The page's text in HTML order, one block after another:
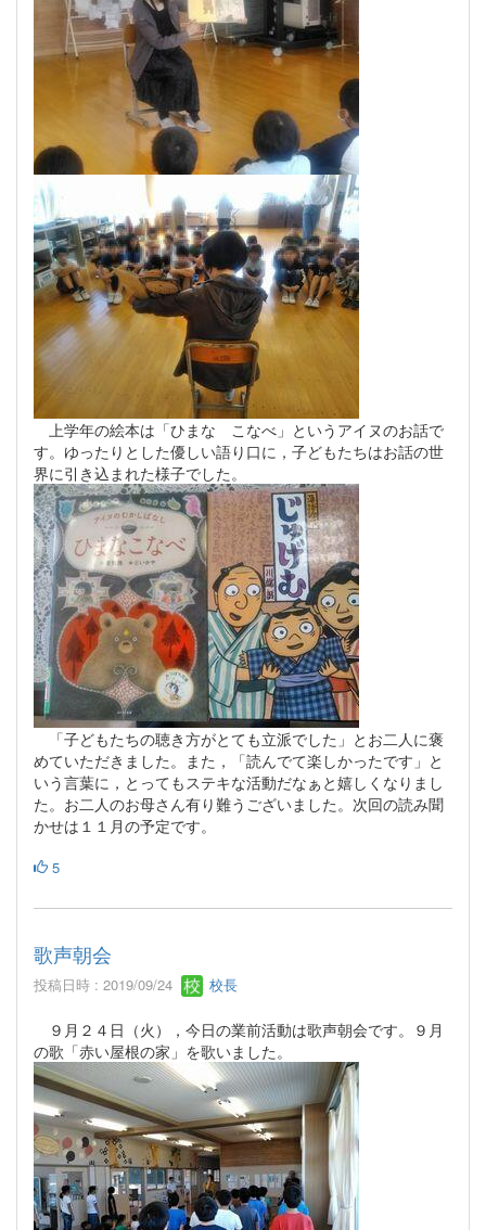
上学年の絵本は「ひまな こなべ」というアイヌのお話で
す。ゆったりとした優しい語り口に，子どもたちはお話の世
界に引き込まれた様子でした。
「子どもたちの聴き方がとても立派でした」とお二人に褒
めていただきました。また，「読んでて楽しかったです」と
いう言葉に，とってもステキな活動だなぁと嬉しくなりまし
た。お二人のお母さん有り難うございました。次回の読み聞
かせは１１月の予定です。
5
歌声朝会
投稿日時 : 2019/09/24 校長
９月２４日（火），今日の業前活動は歌声朝会です。９月
の歌「赤い屋根の家」を歌いました。